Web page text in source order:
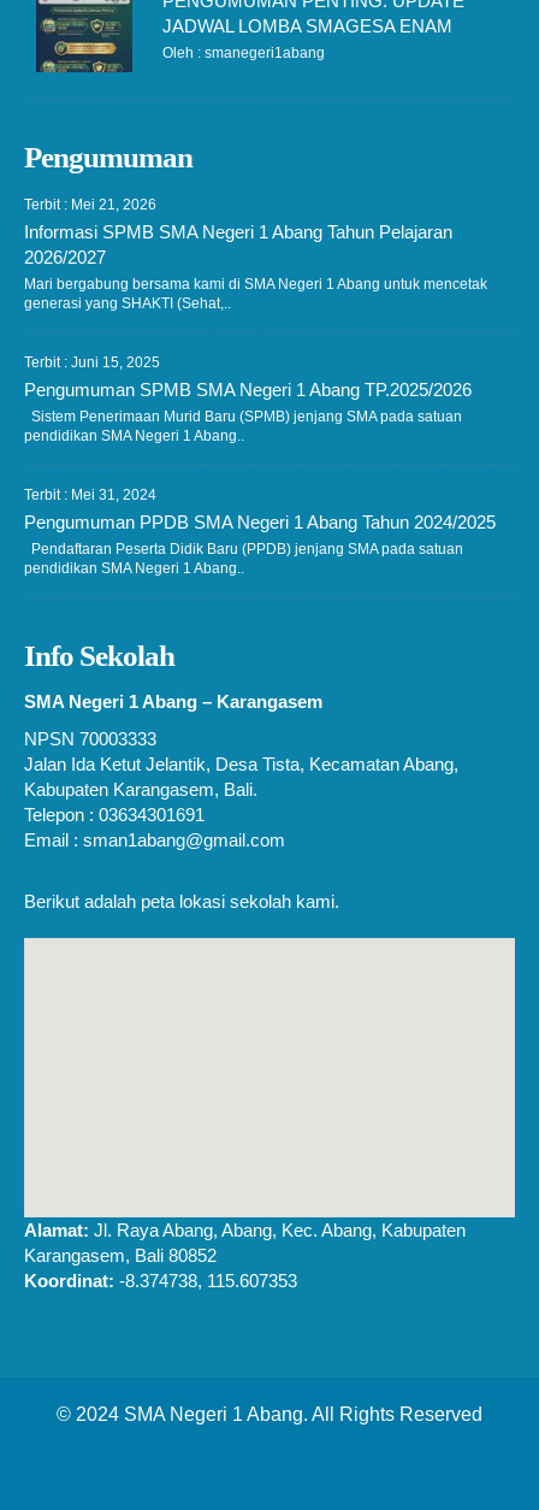
JADWAL LOMBA SMAGESA ENAM
Oleh : smanegeri1abang
Pengumuman
Terbit : Mei 21, 2026
Informasi SPMB SMA Negeri 1 Abang Tahun Pelajaran
2026/2027
Mari bergabung bersama kami di SMA Negeri 1 Abang untuk mencetak
generasi yang SHAKTI (Sehat,..
Terbit : Juni 15, 2025
Pengumuman SPMB SMA Negeri 1 Abang TP.2025/2026
Sistem Penerimaan Murid Baru (SPMB) jenjang SMA pada satuan
pendidikan SMA Negeri 1 Abang..
Terbit : Mei 31, 2024
Pengumuman PPDB SMA Negeri 1 Abang Tahun 2024/2025
Pendaftaran Peserta Didik Baru (PPDB) jenjang SMA pada satuan
pendidikan SMA Negeri 1 Abang..
Info Sekolah
SMA Negeri 1 Abang – Karangasem
NPSN 70003333
Jalan Ida Ketut Jelantik, Desa Tista, Kecamatan Abang,
Kabupaten Karangasem, Bali.
Telepon : 03634301691
Email : sman1abang@gmail.com
Berikut adalah peta lokasi sekolah kami.
Alamat: Jl. Raya Abang, Abang, Kec. Abang, Kabupaten
Karangasem, Bali 80852
Koordinat: -8.374738, 115.607353
© 2024 SMA Negeri 1 Abang. All Rights Reserved